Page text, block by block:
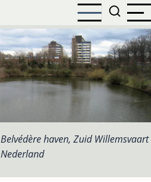
Belvédère haven, Zuid Willemsvaart
Nederland